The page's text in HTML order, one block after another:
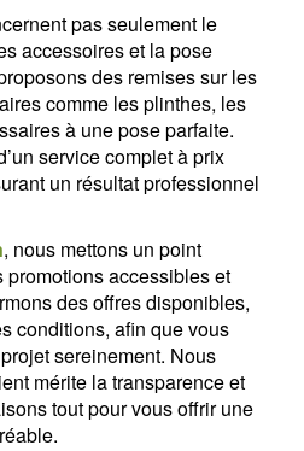
pas seulement le
accessoires et la pose
des remises sur les
comme les plinthes, les
à une pose parfaite.
service complet à prix
un résultat professionnel
, nous mettons un point
promotions accessibles et
des offres disponibles,
conditions, afin que vous
sereinement. Nous
mérite la transparence et
tout pour vous offrir une